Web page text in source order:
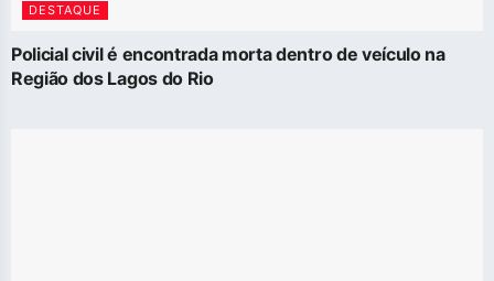
DESTAQUE
Policial civil é encontrada morta dentro de veículo na
Região dos Lagos do Rio